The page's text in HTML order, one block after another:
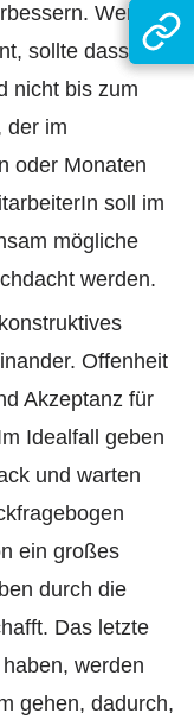
Wenn
sollte dass
nicht bis zum
der im
oder Monaten
soll im
mögliche
werden.
Offenheit
Akzeptanz für
Idealfall geben
und warten
ein großes
durch die
Das letzte
werden
gehen, dadurch,